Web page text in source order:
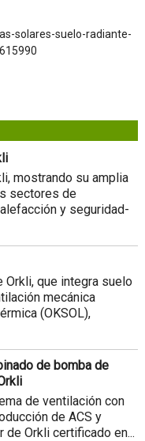
solares-suelo-radiante-
mostrando su amplia
sectores de
y seguridad-
que integra suelo
mecánica
(OKSOL),
de bomba de
de ventilación con
de ACS y
Orkli certificado en...